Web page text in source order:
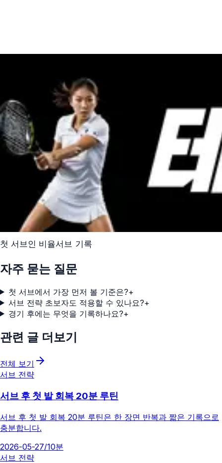
첫 서브 인 비율서브 기록
자주 묻는 질문
첫 서브에서 가장 먼저 볼 기준은?+
서브 전략 초보자도 적용할 수 있나요?+
경기 후에는 무엇을 기록하나요?+
관련 글 더보기
전체 보기
서브 전략
서브 후 첫 발 회복 20분 루틴
서브 후 첫 발 회복 20분 루틴은 한 장면 반복과 짧은 기록으로
충분합니다.
2026-05-27/10분
서브 전략